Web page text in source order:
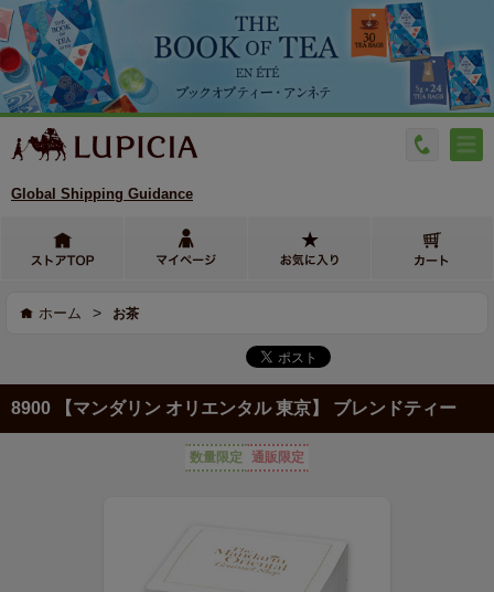
Global Shipping Guidance
ホーム > お茶
8900 【マンダリン オリエンタル 東京】 ブレンドティー
数量限定 通販限定